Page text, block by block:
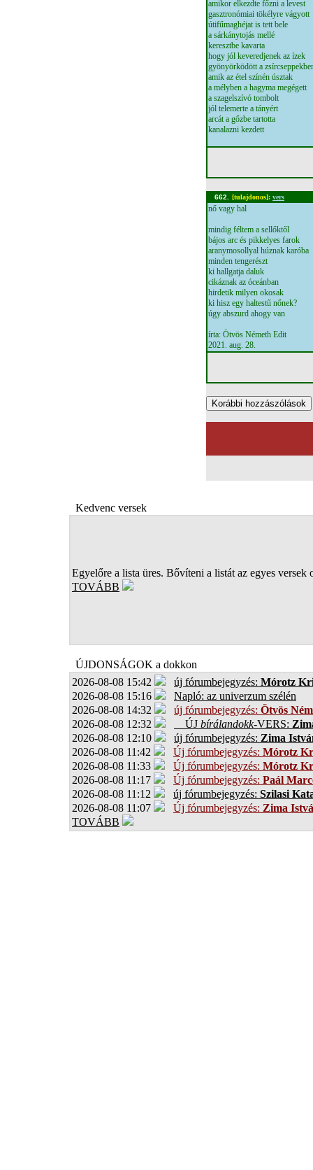
amikor elkezdte főzni a levest
gasztronómiai tökélyre vágyott
útifűmaghéjat is tett bele
a sárkánytojás mellé
keresztbe kavarta
hogy jól keveredjenek az ízek
gyönyörködött a
amik az étel színén úsztak
a mélyben a hagyma megégett
a szagelszívó tombolt
jól telemerte a tányért
arcát a gőzbe tartotta
kanalazni kezdett
662. [tulajdonos]: vers
nő vagy hal
mindig féltem a sellőktől
bájos arc és pikkelyes farok
aranymosollyal húznak karóba
minden tengerészt
ki hallgatja daluk
cikáznak az óceánban
hirdetik milyen okosak
ki hisz egy haltestű nőnek?
úgy abszurd ahogy van
írta: Ötvös Németh Edit
2021. aug. 28.
Kedvenc versek
Egyelőre a lista üres. Bővíteni a listát az egyes versek
TOVÁBB
ÚJDONSÁGOK a dokkon
2026-08-08 15:42
új fórumbejegyzés: Mórotz
2026-08-08 15:16
Napló: az univerzum szélén
2026-08-08 14:32
új fórumbejegyzés: Ötvös
2026-08-08 12:32
ÚJ bírálandokk-VERS:
2026-08-08 12:10
új fórumbejegyzés: Zima
2026-08-08 11:42
Új fórumbejegyzés: Mórotz
2026-08-08 11:33
Új fórumbejegyzés: Mórotz
2026-08-08 11:17
Új fórumbejegyzés: Paál
2026-08-08 11:12
új fórumbejegyzés: Szilasi
2026-08-08 11:07
Új fórumbejegyzés: Zima
TOVÁBB